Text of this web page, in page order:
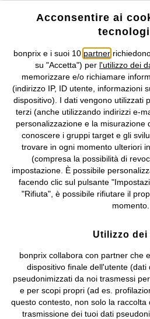
Condizioni di vendita
Informazioni legali
2026 bonprix.
Tutti i
bonprix S.r.l. con socio unico, sede
Valdengo (BI) C.F. 01510910027 - P.I.
IT09060P00000858, N. Reg. AEE:
Sociale: euro 1.000.000 i.v, Società
e coordinamento di bonprix
Acconsentire ai
bonprix e i suoi 10 partner
su "Accetta") per l'utilizzo dei
memorizzare e/o richiamare
(indirizzo IP, ID utente, informazioni
dispositivo). I dati vengono utilizzati
terzi (anche utilizzando indirizzi e-
personalizzazione e la misurazione
conoscere i gruppi target e gli
trovare in ogni momento ulteriori
(compresa la possibilità di
impostazione. È possibile
facendo clic sul pulsante
"Rifiuta", è possibile rifiutare il
momento.
Utilizzo dei
bonprix collabora con partner che
dispositivo finale dell'utente (dati
pseudonimizzati da noi trasmessi
e per scopi propri (ad es.
questo contesto, non solo la
trasmissione dei tuoi dati